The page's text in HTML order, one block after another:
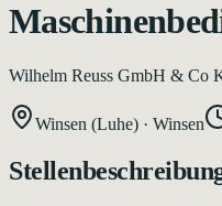
Wilhelm Reuss GmbH & Co
Winsen (Luhe) · Winsen